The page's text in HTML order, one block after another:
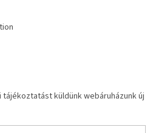
küldünk webáruházunk új